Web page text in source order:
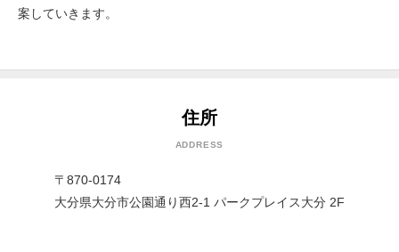
案していきます。
住所
ADDRESS
〒870-0174
大分県大分市公園通り西2-1 パークプレイス大分 2F